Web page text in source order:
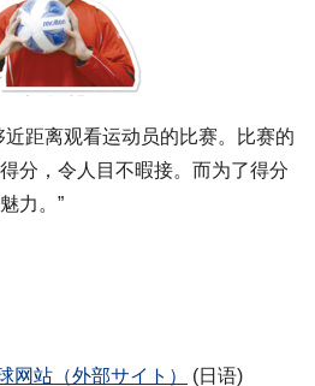
距离观看运动员的比赛。比赛的
分，令人目不暇接。而为了得分
力。”
网站（外部サイト） (日语)